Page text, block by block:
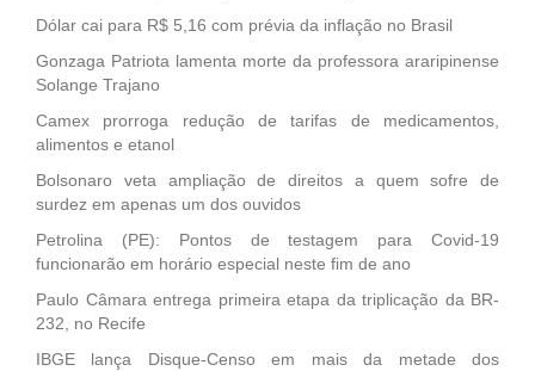
Dólar cai para R$ 5,16 com prévia da inflação no Brasil
Gonzaga Patriota lamenta morte da professora araripinense
Solange Trajano
Camex prorroga redução de tarifas de medicamentos,
alimentos e etanol
Bolsonaro veta ampliação de direitos a quem sofre de
surdez em apenas um dos ouvidos
Petrolina (PE): Pontos de testagem para Covid-19
funcionarão em horário especial neste fim de ano
Paulo Câmara entrega primeira etapa da triplicação da BR-
232, no Recife
IBGE lança Disque-Censo em mais da metade dos